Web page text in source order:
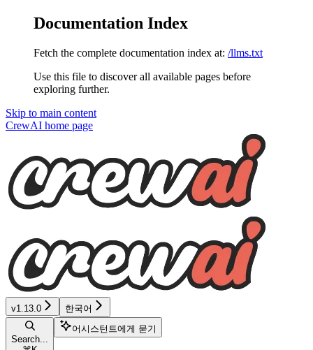
Documentation Index
Fetch the complete documentation index at: /llms.txt
Use this file to discover all available pages before
exploring further.
Skip to main content
CrewAI home page
v1.13.0 한국어
Search...
어시스턴트에게 묻기